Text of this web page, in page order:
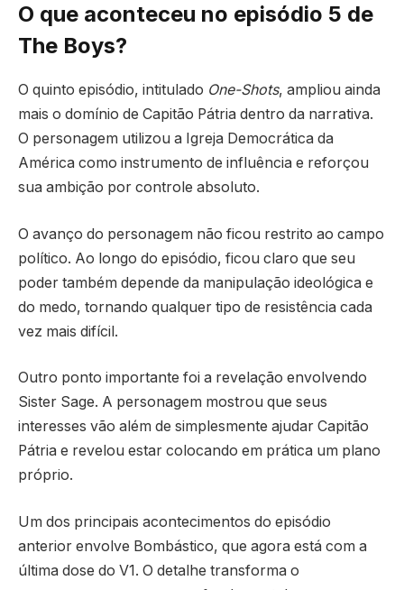
O que aconteceu no episódio 5 de
The Boys?
O quinto episódio, intitulado One-Shots, ampliou ainda
mais o domínio de Capitão Pátria dentro da narrativa.
O personagem utilizou a Igreja Democrática da
América como instrumento de influência e reforçou
sua ambição por controle absoluto.
O avanço do personagem não ficou restrito ao campo
político. Ao longo do episódio, ficou claro que seu
poder também depende da manipulação ideológica e
do medo, tornando qualquer tipo de resistência cada
vez mais difícil.
Outro ponto importante foi a revelação envolvendo
Sister Sage. A personagem mostrou que seus
interesses vão além de simplesmente ajudar Capitão
Pátria e revelou estar colocando em prática um plano
próprio.
Um dos principais acontecimentos do episódio
anterior envolve Bombástico, que agora está com a
última dose do V1. O detalhe transforma o